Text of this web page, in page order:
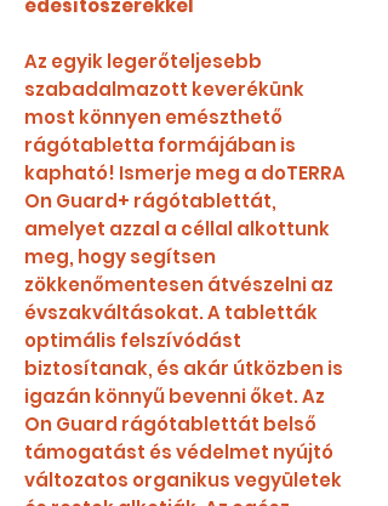
édesítőszerekkel
Az egyik legerőteljesebb
szabadalmazott keverékünk
most könnyen emészthető
rágótabletta formájában is
kapható! Ismerje meg a doTERRA
On Guard+ rágótablettát,
amelyet azzal a céllal alkottunk
meg, hogy segítsen
zökkenőmentesen átvészelni az
évszakváltásokat. A tabletták
optimális felszívódást
biztosítanak, és akár útközben is
igazán könnyű bevenni őket. Az
On Guard rágótablettát belső
támogatást és védelmet nyújtó
változatos organikus vegyületek